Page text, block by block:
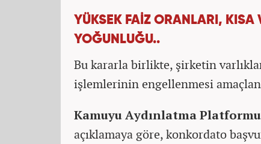
YÜKSEK FAİZ ORANLARI, KISA
YOĞUNLUĞU..
Bu kararla birlikte, şirketin
işlemlerinin engellenmesi
Kamuyu Aydınlatma
açıklamaya göre, konkordato